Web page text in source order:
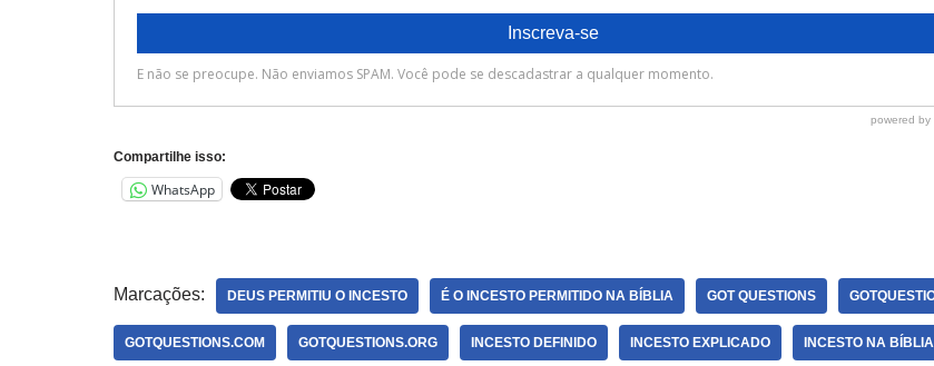
Compartilhe isso:
WhatsApp
Marcações: DEUS PERMITIU O INCESTO É O INCESTO PERMITIDO NA BÍBLIA GOT QUESTIONS
GOTQUESTIONS.COM GOTQUESTIONS.ORG INCESTO DEFINIDO INCESTO EXPLICADO INCESTO NA BÍBLIA